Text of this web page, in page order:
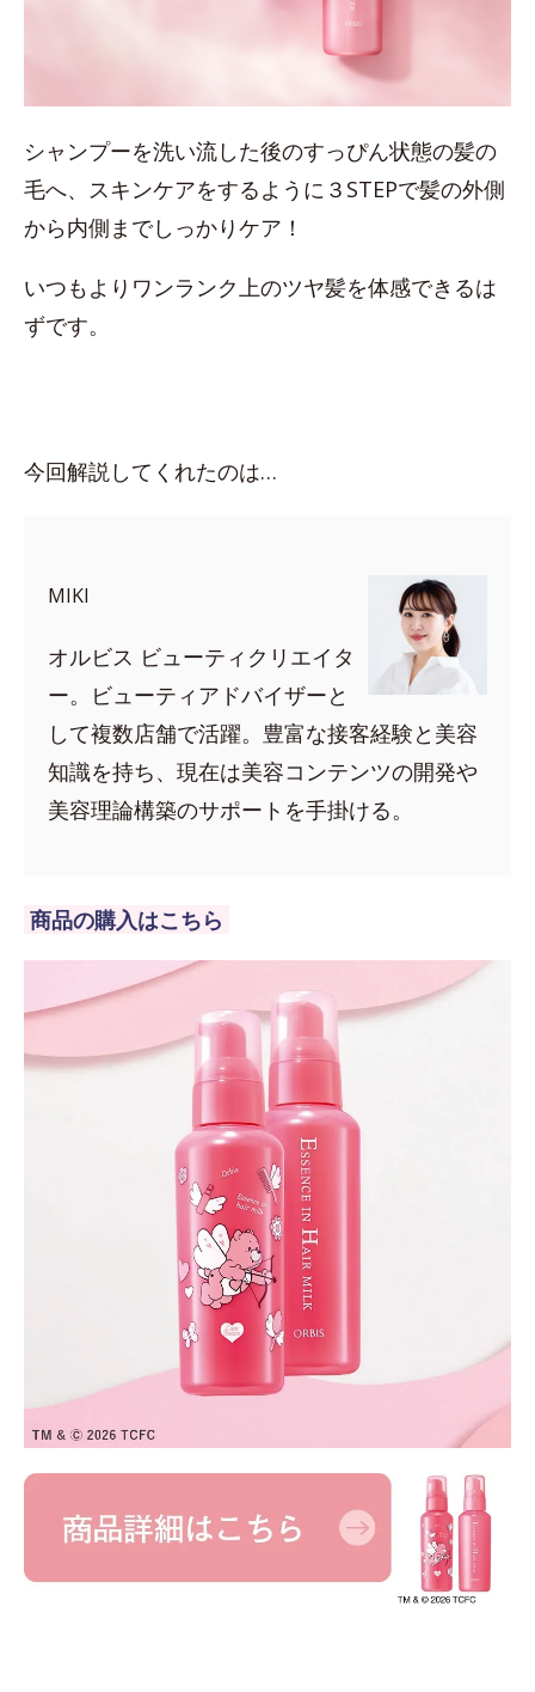
シャンプーを洗い流した後のすっぴん状態の髪の
毛へ、スキンケアをするように３STEPで髪の外側
から内側までしっかりケア！
いつもよりワンランク上のツヤ髪を体感できるは
ずです。
今回解説してくれたのは…
MIKI
オルビス ビューティクリエイタ
ー。ビューティアドバイザーと
して複数店舗で活躍。豊富な接客経験と美容
知識を持ち、現在は美容コンテンツの開発や
美容理論構築のサポートを手掛ける。
商品の購入はこちら